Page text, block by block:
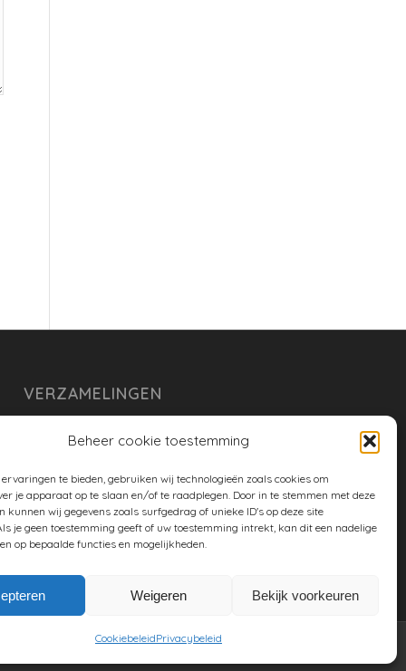
Beheer cookie toestemming
te bieden, gebruiken wij technologieën zoals cookies om
je apparaat op te slaan en/of te raadplegen. Door in te stemmen met deze
kunnen wij gegevens zoals surfgedrag of unieke ID's op deze site
je geen toestemming geeft of uw toestemming intrekt, kan dit een nadelige
op bepaalde functies en mogelijkheden.
Weigeren Bekijk voorkeuren
CookiebeleidPrivacybeleid
VERZAMELINGEN
huishouden
spreekwoorden en gezegden
tuin
Twitter